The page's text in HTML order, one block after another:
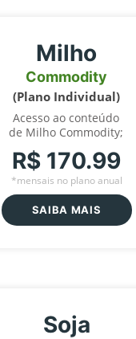
Milho
Commodity
(Plano Individual)
Acesso ao conteúdo
de Milho Commodity;
R$ 170.99
*mensais no plano anual
SAIBA MAIS
Soja